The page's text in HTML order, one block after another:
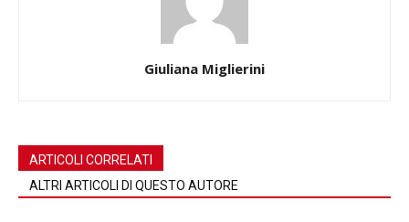
Giuliana Miglierini
ARTICOLI CORRELATI
ALTRI ARTICOLI DI QUESTO AUTORE